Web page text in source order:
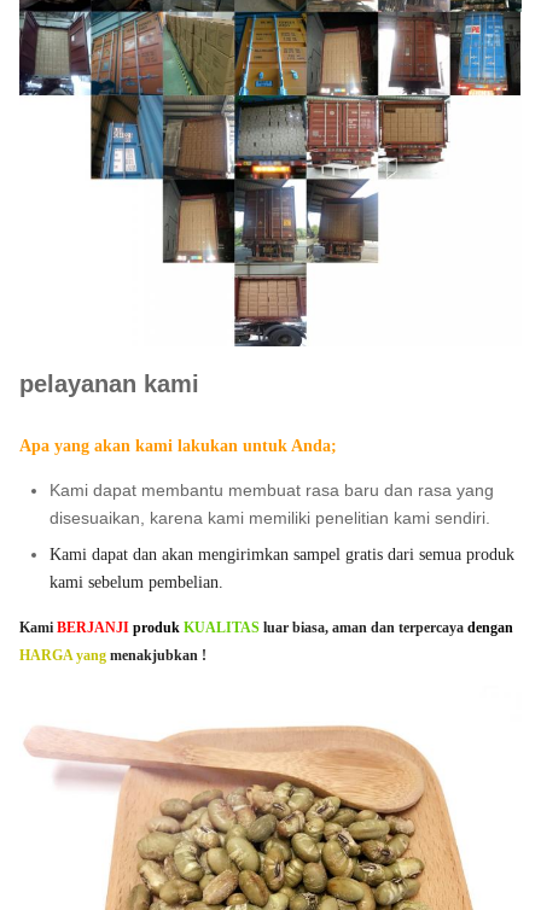
pelayanan kami
Apa yang akan kami lakukan untuk Anda;
Kami dapat membantu membuat rasa baru dan rasa yang
disesuaikan, karena kami memiliki penelitian kami sendiri.
Kami dapat dan akan mengirimkan sampel gratis dari semua produk
kami sebelum pembelian.
Kami BERJANJI produk KUALITAS luar biasa, aman dan terpercaya dengan
HARGA yang menakjubkan !